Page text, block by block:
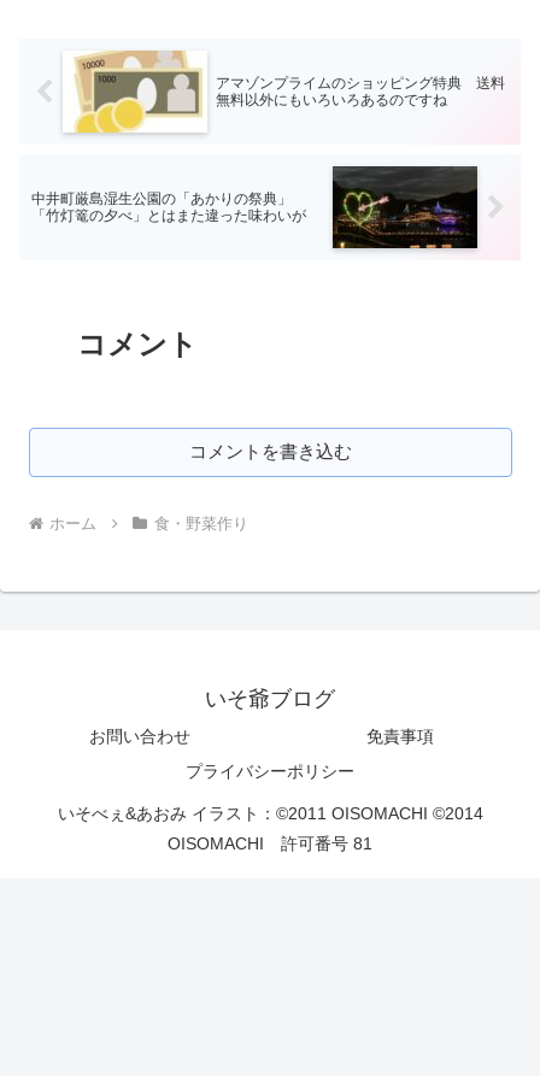
アマゾンプライムのショッピング特典 送料
無料以外にもいろいろあるのですね
中井町厳島湿生公園の「あかりの祭典」
「竹灯篭の夕べ」とはまた違った味わいが
コメント
コメントを書き込む
ホーム 食・野菜作り
いそ爺ブログ
お問い合わせ
免責事項
プライバシーポリシー
いそべぇ&あおみ イラスト：©2011 OISOMACHI ©2014
OISOMACHI 許可番号 81